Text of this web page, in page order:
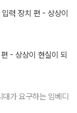
력 장치 편 - 상상이
- 상상이 현실이 되
가 요구하는 임베디